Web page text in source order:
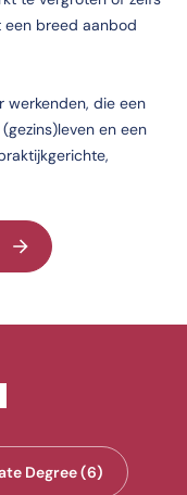
een breed aanbod
werkenden, die een
en een
Degree (6)